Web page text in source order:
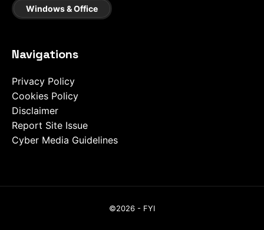
Windows & Office
Navigations
Privacy Policy
Cookies Policy
Disclaimer
Report Site Issue
Cyber Media Guidelines
©2026 - FYI